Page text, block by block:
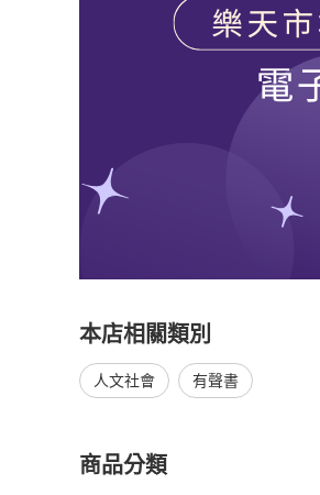
本店相關類別
人文社會 有聲書
商品分類